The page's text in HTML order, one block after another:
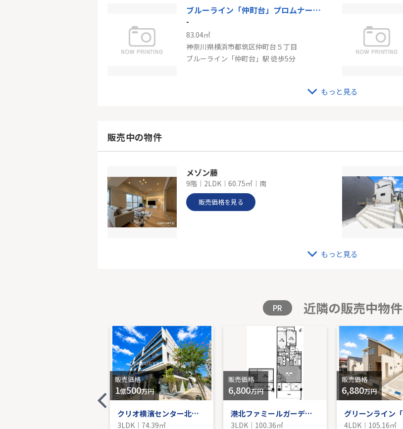
ブルーライン「仲町台」プロムナード仲町台弐号棟
-
83.04㎡
神奈川県横浜市都筑区仲町台５丁目
ブルーライン「仲町台」駅 徒歩5分
ブルーライン「センター北」中古戸建 もっと見る
販売中の物件
メゾン藤
9階｜2LDK｜60.75㎡｜南
販売価格を見る
もっと見る
PR 近隣の販売中物件
販売価格
1億500万円
クリオ横濱センター北セントラルアベニュー
3LDK｜74.39㎡
販売価格
6,800万円
港北ファミールガーデンＤ棟
3LDK｜100.36㎡
販売価格
6,880万円
4LDK｜105.16㎡